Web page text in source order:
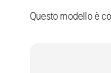
Questo modello è